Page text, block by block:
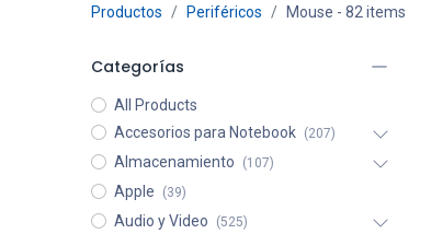
Productos Periféricos Mouse - 82 items
Categorías
All Products
Accesorios para Notebook
(207)
Almacenamiento (107)
Apple (39)
Audio y Video (525)